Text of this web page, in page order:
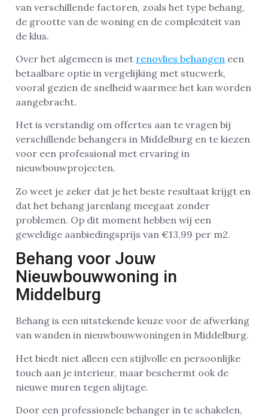
van verschillende factoren, zoals het type behang,
de grootte van de woning en de complexiteit van
de klus.
Over het algemeen is met renovlies behangen een
betaalbare optie in vergelijking met stucwerk,
vooral gezien de snelheid waarmee het kan worden
aangebracht.
Het is verstandig om offertes aan te vragen bij
verschillende behangers in Middelburg en te kiezen
voor een professional met ervaring in
nieuwbouwprojecten.
Zo weet je zeker dat je het beste resultaat krijgt en
dat het behang jarenlang meegaat zonder
problemen. Op dit moment hebben wij een
geweldige aanbiedingsprijs van €13,99 per m2.
Behang voor Jouw
Nieuwbouwwoning in
Middelburg
Behang is een uitstekende keuze voor de afwerking
van wanden in nieuwbouwwoningen in Middelburg.
Het biedt niet alleen een stijlvolle en persoonlijke
touch aan je interieur, maar beschermt ook de
nieuwe muren tegen slijtage.
Door een professionele behanger in te schakelen,